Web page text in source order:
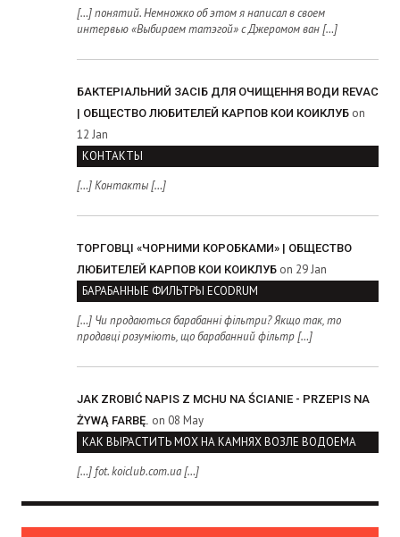
[…] понятий. Немножко об этом я написал в своем
интервью «Выбираем татэгой» с Джеромом ван […]
БАКТЕРІАЛЬНИЙ ЗАСІБ ДЛЯ ОЧИЩЕННЯ ВОДИ REVAC
| ОБЩЕСТВО ЛЮБИТЕЛЕЙ КАРПОВ КОИ КОИКЛУБ on
12 Jan
КОНТАКТЫ
[…] Контакты […]
ТОРГОВЦІ «ЧОРНИМИ КОРОБКАМИ» | ОБЩЕСТВО
ЛЮБИТЕЛЕЙ КАРПОВ КОИ КОИКЛУБ on 29 Jan
БАРАБАННЫЕ ФИЛЬТРЫ ECODRUM
[…] Чи продаються барабанні фільтри? Якщо так, то
продавці розуміють, що барабанний фільтр […]
JAK ZROBIĆ NAPIS Z MCHU NA ŚCIANIE - PRZEPIS NA
ŻYWĄ FARBĘ. on 08 May
КАК ВЫРАСТИТЬ МОХ НА КАМНЯХ ВОЗЛЕ ВОДОЕМА
[…] fot. koiclub.com.ua […]